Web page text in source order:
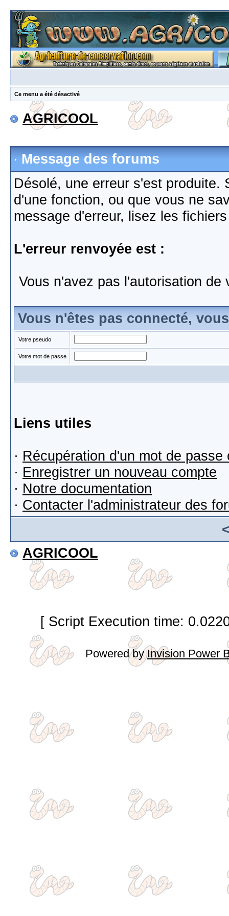
Ce menu a été désactivé
AGRICOOL
Message des forums
Désolé, une erreur s'est produite.
d'une fonction, ou que vous ne
message d'erreur, lisez les
L'erreur renvoyée est :
Vous n'avez pas l'autorisation de
Vous n'êtes pas connecté,
Votre pseudo
Votre mot de passe
Liens utiles
· Récupération d'un mot de passe
· Enregistrer un nouveau compte
· Notre documentation
· Contacter l'administrateur des
AGRICOOL
[ Script Execution time:
Powered byInvision Power